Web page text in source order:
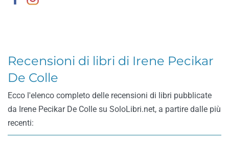
Recensioni di libri di Irene Pecikar
De Colle
Ecco l'elenco completo delle recensioni di libri pubblicate
da Irene Pecikar De Colle su SoloLibri.net, a partire dalle più
recenti: